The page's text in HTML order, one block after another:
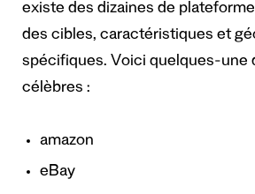
existe des dizaines de
des cibles, caractéristiques et
spécifiques. Voici quelques-une
célèbres :
amazon
eBay